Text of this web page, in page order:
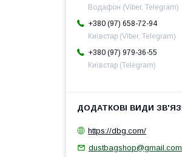
Водафон (Viber, Telegram)
+380 (97) 658-72-94
Київстар (Viber, Telegram)
+380 (97) 979-36-55
Київстар (Telegram)
https://dbg.com/
dustbagshop@gmail.com